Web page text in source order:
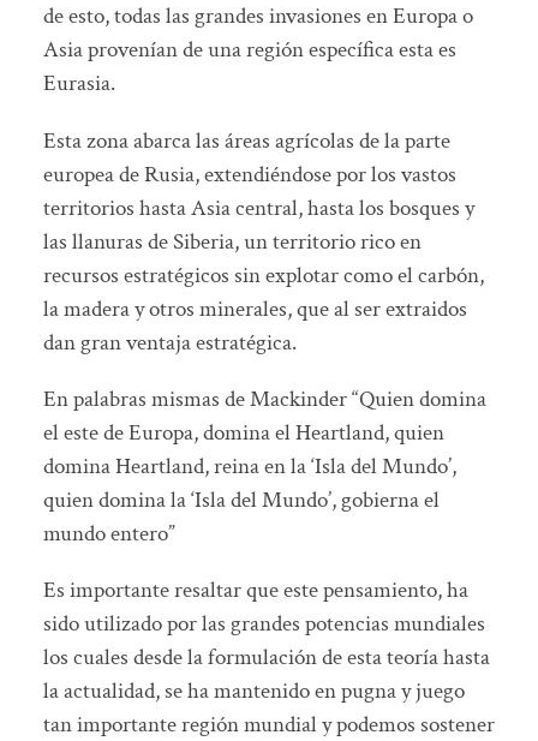
de esto, todas las grandes invasiones en Europa o
Asia provenían de una región específica esta es
Eurasia.
Esta zona abarca las áreas agrícolas de la parte
europea de Rusia, extendiéndose por los vastos
territorios hasta Asia central, hasta los bosques y
las llanuras de Siberia, un territorio rico en
recursos estratégicos sin explotar como el carbón,
la madera y otros minerales, que al ser extraidos
dan gran ventaja estratégica.
En palabras mismas de Mackinder “Quien domina
el este de Europa, domina el Heartland, quien
domina Heartland, reina en la ‘Isla del Mundo’,
quien domina la ‘Isla del Mundo’, gobierna el
mundo entero”
Es importante resaltar que este pensamiento, ha
sido utilizado por las grandes potencias mundiales
los cuales desde la formulación de esta teoría hasta
la actualidad, se ha mantenido en pugna y juego
tan importante región mundial y podemos sostener